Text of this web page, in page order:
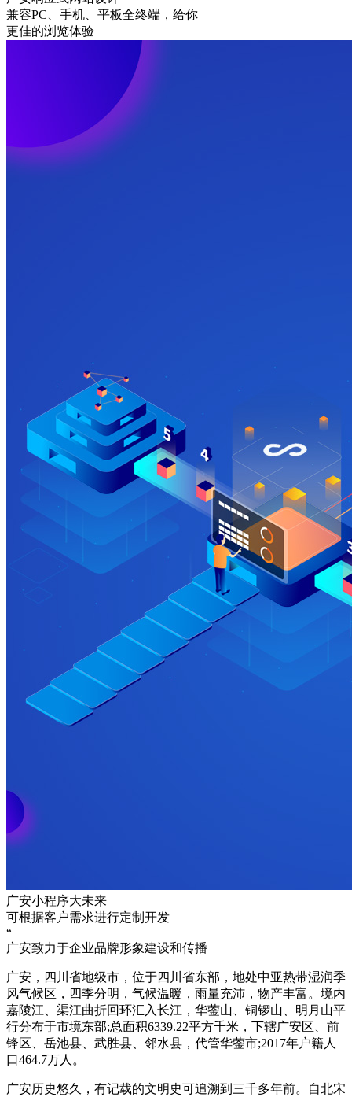
兼容PC、手机、平板全终端，给你
更佳的浏览体验
广安小程序大未来
可根据客户需求进行定制开发
“
广安致力于企业品牌形象建设和传播
广安，四川省地级市，位于四川省东部，地处中亚热带湿润季
风气候区，四季分明，气候温暖，雨量充沛，物产丰富。境内
嘉陵江、渠江曲折回环汇入长江，华蓥山、铜锣山、明月山平
行分布于市境东部;总面积6339.22平方千米，下辖广安区、前
锋区、岳池县、武胜县、邻水县，代管华蓥市;2017年户籍人
口464.7万人。
广安历史悠久，有记载的文明史可追溯到三千多年前。自北宋